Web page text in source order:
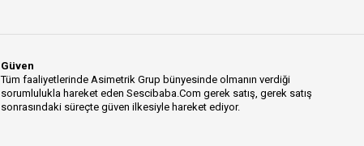
Güven
Tüm faaliyetlerinde Asimetrik Grup bünyesinde olmanın verdiği
sorumlulukla hareket eden Sescibaba.Com gerek satış, gerek satış
sonrasındaki süreçte güven ilkesiyle hareket ediyor.